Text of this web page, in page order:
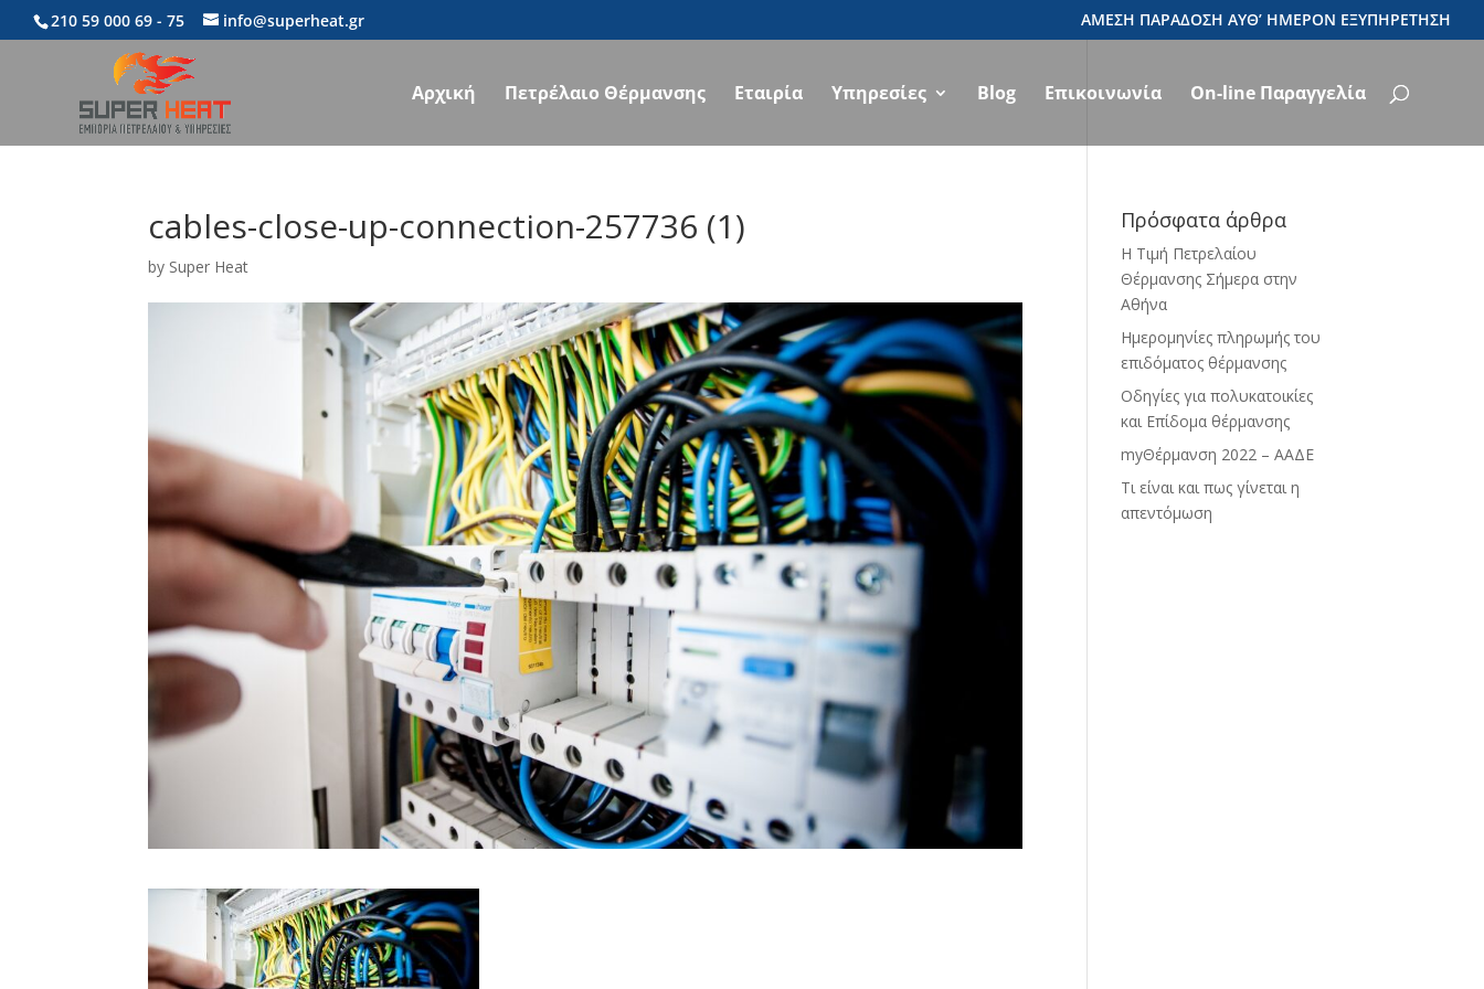
210 59 000 69 - 75 info@superheat.gr
Αρχική Πετρέλαιο Θέρμανσης Εταιρία Υπηρεσίες Blog Επικοινωνία On-line Παραγγελία
cables-close-up-connection-257736 (1)
by Super Heat
Πρόσφατα άρθρα
Η Τιμή Πετρελαίου
Θέρμανσης Σήμερα στην
Αθήνα
Ημερομηνίες πληρωμής του
επιδόματος θέρμανσης
Οδηγίες για πολυκατοικίες
και Επίδομα θέρμανσης
myΘέρμανση 2022 – ΑΑΔΕ
Τι είναι και πως γίνεται η
απεντόμωση